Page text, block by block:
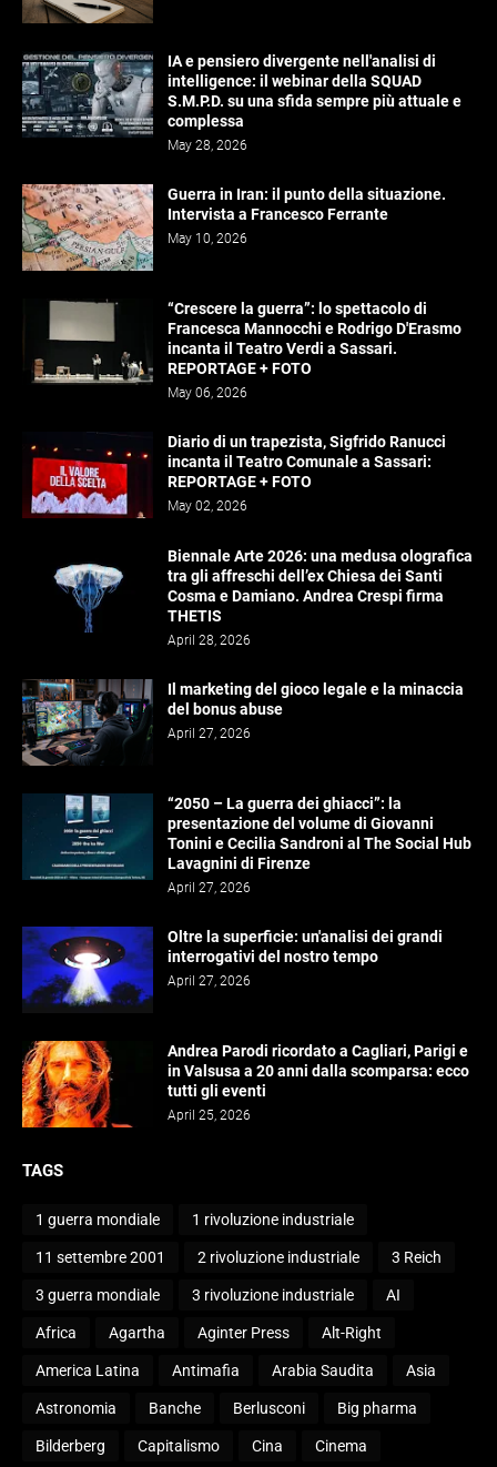
IA e pensiero divergente nell'analisi di
intelligence: il webinar della SQUAD
S.M.P.D. su una sfida sempre più attuale e
complessa
May 28, 2026
Guerra in Iran: il punto della situazione.
Intervista a Francesco Ferrante
May 10, 2026
“Crescere la guerra”: lo spettacolo di
Francesca Mannocchi e Rodrigo D'Erasmo
incanta il Teatro Verdi a Sassari.
REPORTAGE + FOTO
May 06, 2026
Diario di un trapezista, Sigfrido Ranucci
incanta il Teatro Comunale a Sassari:
REPORTAGE + FOTO
May 02, 2026
Biennale Arte 2026: una medusa olografica
tra gli affreschi dell’ex Chiesa dei Santi
Cosma e Damiano. Andrea Crespi firma
THETIS
April 28, 2026
Il marketing del gioco legale e la minaccia
del bonus abuse
April 27, 2026
“2050 – La guerra dei ghiacci”: la
presentazione del volume di Giovanni
Tonini e Cecilia Sandroni al The Social Hub
Lavagnini di Firenze
April 27, 2026
Oltre la superficie: un'analisi dei grandi
interrogativi del nostro tempo
April 27, 2026
Andrea Parodi ricordato a Cagliari, Parigi e
in Valsusa a 20 anni dalla scomparsa: ecco
tutti gli eventi
April 25, 2026
TAGS
1 guerra mondiale 1 rivoluzione industriale
11 settembre 2001 2 rivoluzione industriale 3 Reich
3 guerra mondiale 3 rivoluzione industriale AI
Africa Agartha Aginter Press Alt-Right
America Latina Antimafia Arabia Saudita Asia
Astronomia Banche Berlusconi Big pharma
Bilderberg Capitalismo Cina Cinema